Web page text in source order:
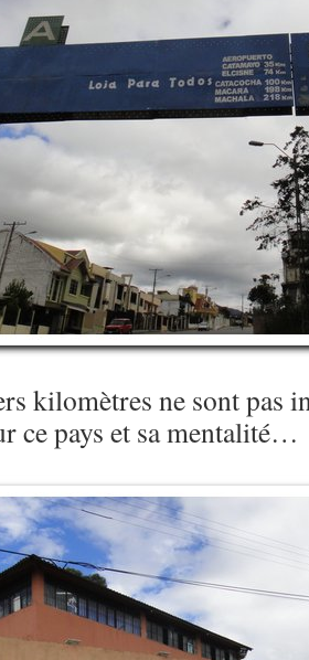
kilomètres ne sont pas
ce pays et sa mentalité…